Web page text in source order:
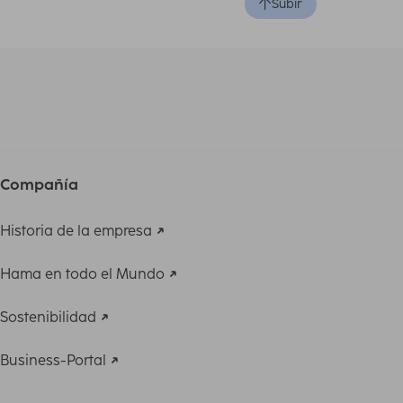
Subir
Compañía
Historia de la empresa
Hama en todo el Mundo
Sostenibilidad
Business-Portal